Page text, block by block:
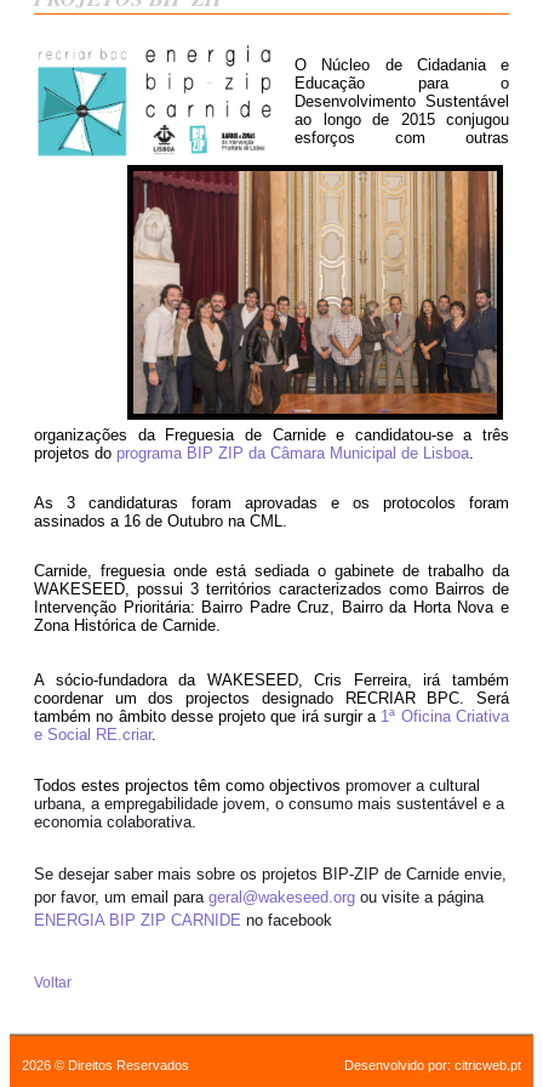
O Núcleo de Cidadania e
Educação para o
Desenvolvimento Sustentável
ao longo de 2015 conjugou
esforços com outras
organizações da Freguesia de Carnide e candidatou-se a três
projetos do programa BIP ZIP da Câmara Municipal de Lisboa.
As 3 candidaturas foram aprovadas e os protocolos foram
assinados a 16 de Outubro na CML.
Carnide, freguesia onde está sediada o gabinete de trabalho da
WAKESEED, possui 3 territórios caracterizados como Bairros de
Intervenção Prioritária: Bairro Padre Cruz, Bairro da Horta Nova e
Zona Histórica de Carnide.
A sócio-fundadora da WAKESEED, Cris Ferreira, irá também
coordenar um dos projectos designado RECRIAR BPC. Será
também no âmbito desse projeto que irá surgir a 1ª Oficina Criativa
e Social RE.criar.
Todos estes projectos têm como objectivos promover a cultural
urbana, a empregabilidade jovem, o consumo mais sustentável e a
economia colaborativa.
Se desejar saber mais sobre os projetos BIP-ZIP de Carnide envie,
por favor, um email para geral@wakeseed.org ou visite a página
ENERGIA BIP ZIP CARNIDE no facebook
Voltar
2026 © Direitos Reservados Desenvolvido por: citricweb.pt